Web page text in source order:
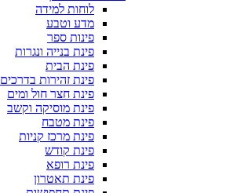
לוחות למידה
מדע וטבע
פינות ספר
פינת בנייה ונגרות
פינת הבית
פינת זהירות בדרכים
פינת חצר חול ומים
פינת מוסיקה וקשב
פינת מטבח
פינת מרכז קניות
פינת קודש
פינת רופא
פינת תאטרון